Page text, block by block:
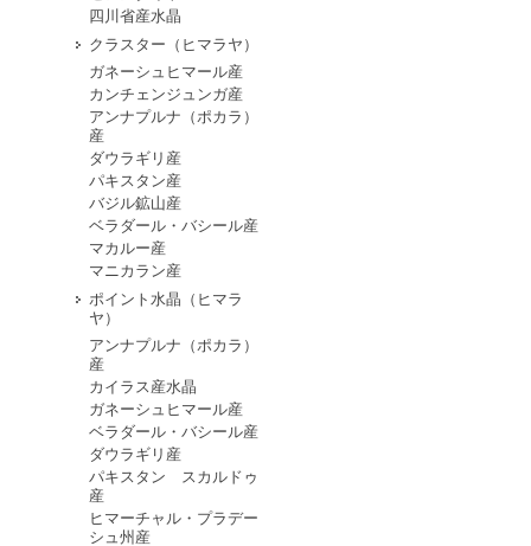
四川省産水晶
クラスター（ヒマラヤ）
ガネーシュヒマール産
カンチェンジュンガ産
アンナプルナ（ポカラ）
産
ダウラギリ産
パキスタン産
バジル鉱山産
ベラダール・バシール産
マカルー産
マニカラン産
ポイント水晶（ヒマラ
ヤ）
アンナプルナ（ポカラ）
産
カイラス産水晶
ガネーシュヒマール産
ベラダール・バシール産
ダウラギリ産
パキスタン スカルドゥ
産
ヒマーチャル・プラデー
シュ州産